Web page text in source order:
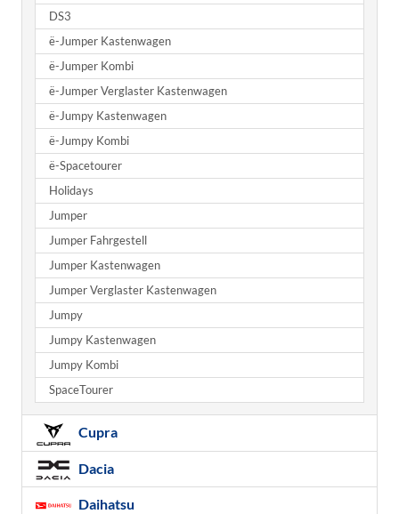
DS3
ë-Jumper Kastenwagen
ë-Jumper Kombi
ë-Jumper Verglaster Kastenwagen
ë-Jumpy Kastenwagen
ë-Jumpy Kombi
ë-Spacetourer
Holidays
Jumper
Jumper Fahrgestell
Jumper Kastenwagen
Jumper Verglaster Kastenwagen
Jumpy
Jumpy Kastenwagen
Jumpy Kombi
SpaceTourer
Cupra
Dacia
Daihatsu